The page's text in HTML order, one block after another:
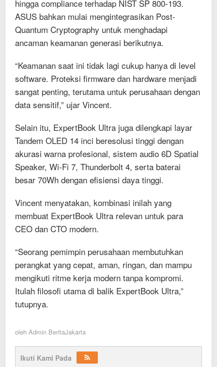
hingga compliance terhadap NIST SP 800-193.
ASUS bahkan mulai mengintegrasikan Post-
Quantum Cryptography untuk menghadapi
ancaman keamanan generasi berikutnya.
“Keamanan saat ini tidak lagi cukup hanya di level
software. Proteksi firmware dan hardware menjadi
sangat penting, terutama untuk perusahaan dengan
data sensitif,” ujar Vincent.
Selain itu, ExpertBook Ultra juga dilengkapi layar
Tandem OLED 14 inci beresolusi tinggi dengan
akurasi warna profesional, sistem audio 6D Spatial
Speaker, Wi-Fi 7, Thunderbolt 4, serta baterai
besar 70Wh dengan efisiensi daya tinggi.
Vincent menyatakan, kombinasi inilah yang
membuat ExpertBook Ultra relevan untuk para
CEO dan CTO modern.
“Seorang pemimpin perusahaan membutuhkan
perangkat yang cepat, aman, ringan, dan mampu
mengikuti ritme kerja modern tanpa kompromi.
Itulah filosofi utama di balik ExpertBook Ultra,”
tutupnya.
oleh Admin BeritaJakarta
Ikuti Kami Pada